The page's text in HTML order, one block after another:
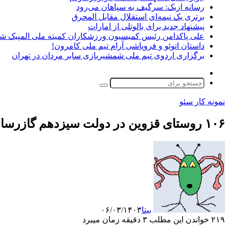
رسانه ازبک: سرگیف به سپاهان می‌رود
برتری یک نیمه‌ای استقلال مقابل المحرق
پیشنهاد جدید برای بالوتلی از امارات
علی پاکدامن رئیس کمیسیون ورزشکاران کمیته ملی المپیک
داستان اتوئو و فروپاشی آرام تیم ملی کامرون!
برگزاری اردوی تیم ملی شمشیربازی سابر مردان در تهران
پوسته
جستجو
نمونه کار سئو
۱۰۶ روستای قزوین در دولت سیزدهم گازرسانی شد/برای وصول مطالبات حمایت نمی‌شویم
بیتا۰۶/۰۳/۱۴۰۳
۲۱۹ خواندن این مطلب ۳ دقیقه زمان میبرد